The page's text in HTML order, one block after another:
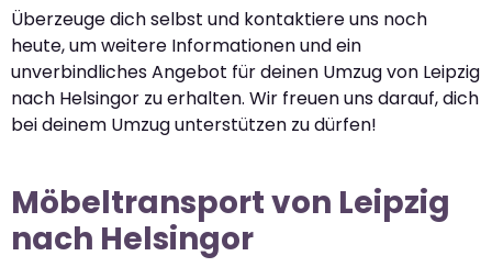
Überzeuge dich selbst und kontaktiere uns noch
heute, um weitere Informationen und ein
unverbindliches Angebot für deinen Umzug von Leipzig
nach Helsingor zu erhalten. Wir freuen uns darauf, dich
bei deinem Umzug unterstützen zu dürfen!
Möbeltransport von Leipzig
nach Helsingor